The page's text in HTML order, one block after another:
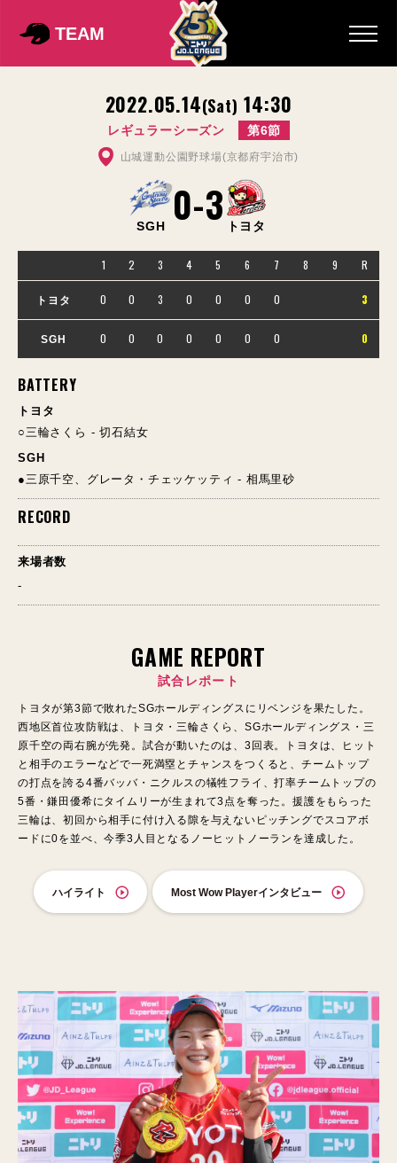
TEAM
2022.05.14(Sat) 14:30
レギュラーシーズン 第6節
山城運動公園野球場(京都府宇治市)
SGH 0-3 トヨタ
1 2 3 4 5 6 7 8 9 R
トヨタ 0 0 3 0 0 0 0 3
SGH 0 0 0 0 0 0 0 0
BATTERY
トヨタ
○三輪さくら - 切石結女
SGH
●三原千空、グレータ・チェッケッティ - 相馬里砂
RECORD
来場者数
-
GAME REPORT
試合レポート
トヨタが第3節で敗れたSGホールディングスにリベンジを果たした。
西地区首位攻防戦は、トヨタ・三輪さくら、SGホールディングス・三
原千空の両右腕が先発。試合が動いたのは、3回表。トヨタは、ヒット
と相手のエラーなどで一死満塁とチャンスをつくると、チームトップ
の打点を誇る4番バッバ・ニクルスの犠牲フライ、打率チームトップの
5番・鎌田優希にタイムリーが生まれて3点を奪った。援護をもらった
三輪は、初回から相手に付け入る隙を与えないピッチングでスコアボ
ードに0を並べ、今季3人目となるノーヒットノーランを達成した。
ハイライト Most Wow Playerインタビュー